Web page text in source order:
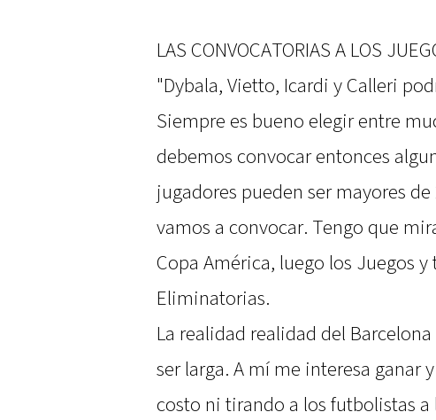
LAS CONVOCATORIAS A LOS
"Dybala, Vietto, Icardi y Calleri
Siempre es bueno elegir entre
debemos convocar entonces
jugadores pueden ser mayores
vamos a convocar. Tengo que
Copa América, luego los Juegos y
Eliminatorias.
La realidad realidad del
ser larga. A mí me interesa ganar
costo ni tirando a los futbolistas